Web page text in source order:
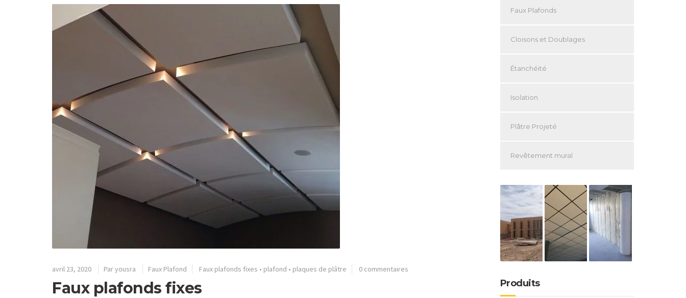
avril 23, 2020 Paryousra Faux Plafond Faux plafonds fixes • plafond • plaques de plâtre 0 commentaires
Faux plafonds fixes
Faux Plafonds
Cloisons et Doublages
Étanchéité
Isolation
Plâtre Projeté
Revêtement mural
Produits